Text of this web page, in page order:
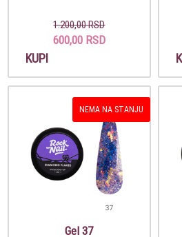
1.200,00 RSD
600,00 RSD
KUPI
NEMA NA STANJU
Gel 37